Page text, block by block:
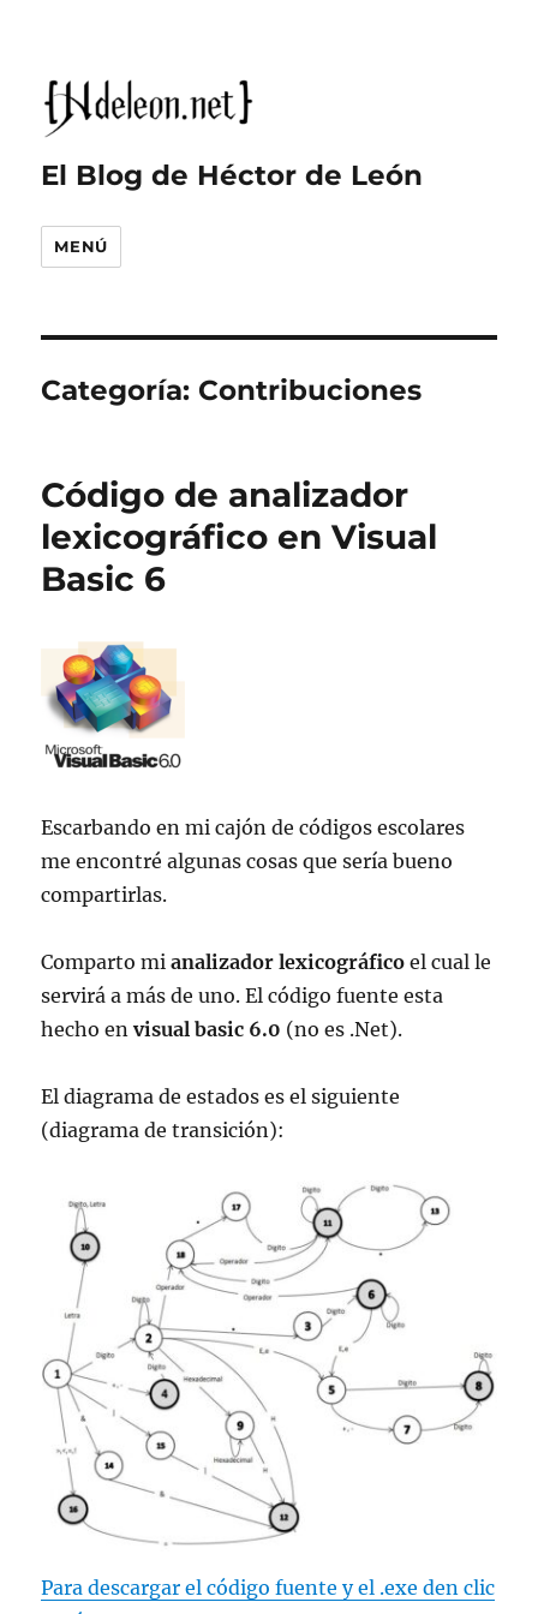
El Blog de Héctor de León
MENÚ
Categoría: Contribuciones
Código de analizador
lexicográfico en Visual
Basic 6
Escarbando en mi cajón de códigos escolares
me encontré algunas cosas que sería bueno
compartirlas.
Comparto mianalizador lexicográfico el cual le
servirá a más de uno. El código fuente esta
hecho en visual basic 6.0 (no es .Net).
El diagrama de estados es el siguiente
(diagrama de transición):
Para descargar el código fuente y el .exe den clic